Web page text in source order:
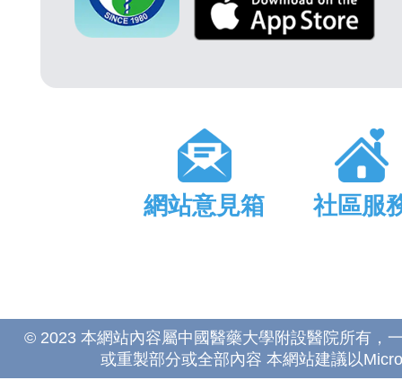
網站意見箱 社區服
© 2023 本網站內容屬中國醫藥大學附設醫院所有，
或重製部分或全部內容 本網站建議以